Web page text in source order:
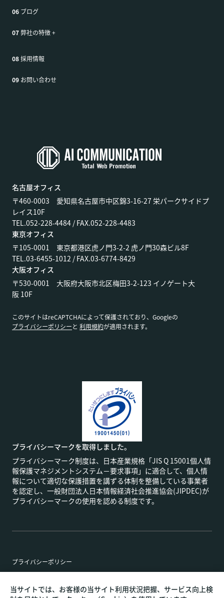
当サイトでは、お客様の当サイト利用状況把握、サービス向上検
06 ブログ
07弊社の特徴+
08採用情報
09 お問い合わせ
名古屋オフィス
〒460-0003 愛知県名古屋市中区錦3-16-27 栄パークサイドプ
レイス10F
TEL.052-228-4484 / FAX.052-228-4483
東京オフィス
〒105-0001 東京都港区虎ノ門3-2-2 虎ノ門30森ビル8F
TEL.03-6455-1012 / FAX.03-6774-8429
大阪オフィス
〒530-0001 大阪府大阪市北区梅田3-2-123 イノゲート大
阪 10F
このサイトはreCAPTCHAによって保護されており、Googleの
プライバシーポリシーと 利用規約が適用されます。
プライバシーマークを取得しました。
プライバシーマーク制度は、日本産業規格「JIS Q 15001個人情
報保護マネジメントシステム－要求事項」に適合して、個人情
報について適切な保護措置を講ずる体制を整備している事業者
を認定し、一般財団法人日本情報経済社会推進協会(JIPDEC)が
プライバシーマークの使用を認める制度です。
プライバシーポリシー